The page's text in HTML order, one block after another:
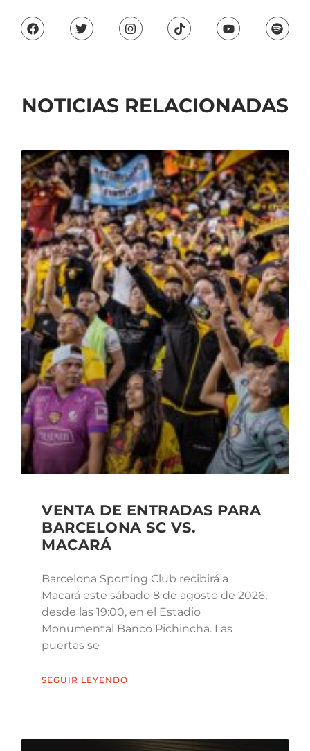
NOTICIAS RELACIONADAS
VENTA DE ENTRADAS PARA
BARCELONA SC VS.
MACARÁ
Barcelona Sporting Club recibirá a
Macará este sábado 8 de agosto de 2026,
desde las 19:00, en el Estadio
Monumental Banco Pichincha. Las
puertas se
SEGUIR LEYENDO